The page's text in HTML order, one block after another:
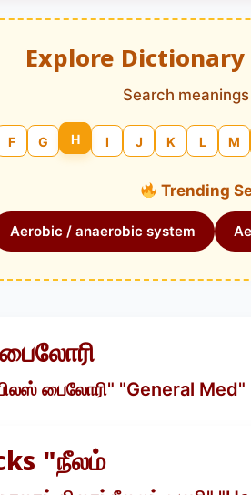
Explore Dictionary
Search
F G H I J K L M
Trending
Aerobic / anaerobic system
பைலோரி" "General Med"
"நீலம்